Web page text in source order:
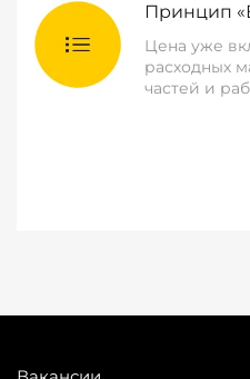
Принцип
Цена уже
расходных
частей и